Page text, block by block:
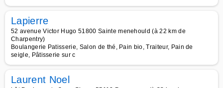
Lapierre
52 avenue Victor Hugo 51800 Sainte menehould (à 22 km de
Charpentry)
Boulangerie Patisserie, Salon de thé, Pain bio, Traiteur, Pain de
seigle, Pâtisserie sur c
Laurent Noel